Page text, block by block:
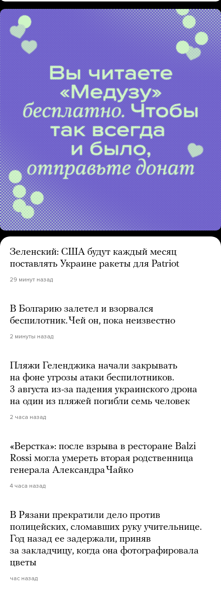
Зеленский: США будут каждый месяц
поставлять Украине ракеты для Patriot
29 минут назад
В Болгарию залетел и взорвался
беспилотник. Чей он, пока неизвестно
2 минуты назад
Пляжи Геленджика начали закрывать
на фоне угрозы атаки беспилотников.
3 августа из-за падения украинского дрона
на один из пляжей погибли семь человек
2 часа назад
«Верстка»: после взрыва в ресторане Balzi
Rossi могла умереть вторая родственница
генерала Александра Чайко
4 часа назад
В Рязани прекратили дело против
полицейских, сломавших руку учительнице.
Год назад ее задержали, приняв
за закладчицу, когда она фотографировала
цветы
час назад